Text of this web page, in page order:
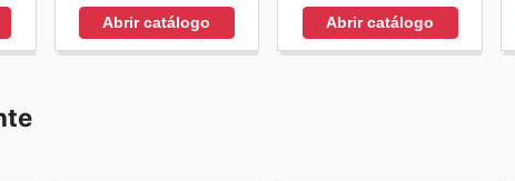
Abrir catálogo Abrir catálogo